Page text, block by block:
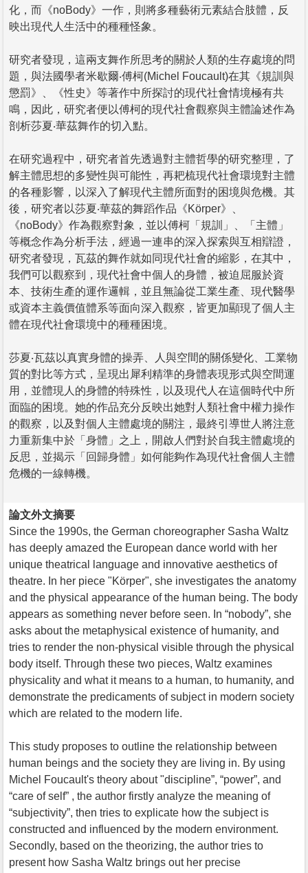
化，而《noBody》一作，則將多種藝術元素結合肢體，反
映出現代人生活中的種種怪象。
研究者發現，這兩支舞作所思考的關於人類的生存處境的問
題，與法國學者米歇爾‧傅柯(Michel Foucault)在其《規訓與
懲罰》、《性史》等著作中所探討的現代社會情境極有共
鳴，因此，研究者便以傅柯的現代社會觀察與主體論述作為
剖析莎夏‧華茲舞作的切入點。
在研究過程中，研究者首先透過對主體哲學的研究整理，了
解主體思想的多變性與可能性，再耙梳現代社會環境對主體
的各種影響，以深入了解現代主體所面對的困境與危機。其
後，研究者以莎夏‧華茲的舞蹈作品《Körper》、
《noBody》作為觀察對象，並以傅柯「規訓」、「主體」
等概念作為分析手法，經過一連串的深入探索與互相辯證，
研究者發現，瓦茲的舞作就如同現代社會的縮影，在其中，
我們可以觀察到，現代社會中個人的身體，被迫屈服於資
本、技術生產的運作邏輯，並且無論從工業生產、現代醫學
或資本主義價值體系等面向深入觀察，皆更加顯現了個人主
體在現代社會環境中的種種困境。
莎夏‧瓦茲以真實身體的操弄、人與空間的關係變化、工業物
質的對比等方式，呈現出犀利精準的身體表現形式與空間運
用，並體現人的身體的特殊性，以及現代人在這個時代中所
面臨的困境。她的作品充分反映出她對人類社會中權力操作
的觀察，以及對個人主體處境的關注，最終引導世人將注意
力重新集中於「身體」之上，開啟人們對於自我主體處境的
反思，並揭示「回歸身體」如何能夠作為現代社會個人主體
危機的一線轉機。
論文外文摘要
Since the 1990s, the German choreographer Sasha Waltz
has deeply amazed the European dance world with her
unique theatrical language and innovative aesthetics of
theatre. In her piece "Körper", she investigates the anatomy
and the physical appearance of the human being. The body
appears as something never before seen. In “nobody”, she
asks about the metaphysical existence of humanity, and
tries to render the non-physical visible through the physical
body itself. Through these two pieces, Waltz examines
physicality and what it means to a human, to humanity, and
demonstrate the predicaments of subject in modern society
which are related to the modern life.
This study proposes to outline the relationship between
human beings and the society they are living in. By using
Michel Foucault's theory about "discipline”, “power”, and
“care of self” , the author firstly analyze the meaning of
“subjectivity”, then tries to explicate how the subject is
constructed and influenced by the modern environment.
Secondly, based on the theorizing, the author tries to
present how Sasha Waltz brings out her precise